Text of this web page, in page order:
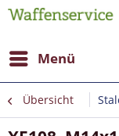
Menü
Übersicht